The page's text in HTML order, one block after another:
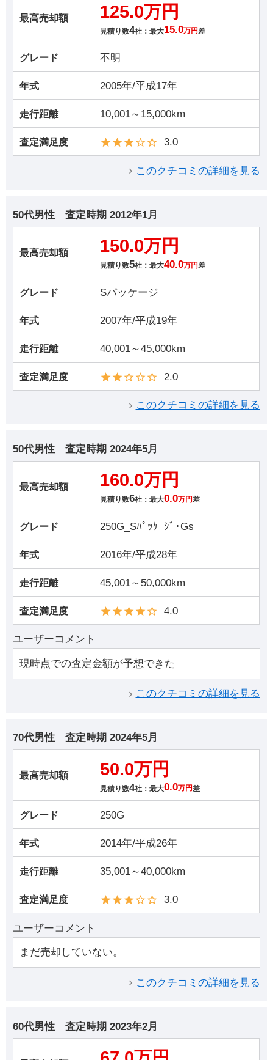
最高売却額 125.0万円
見積り数4社：最大15.0万円 差
グレード 不明
年式 2005年/平成17年
走行距離 10,001～15,000km
査定満足度 3.0
このクチコミの詳細を見る
50代男性 査定時期 2012年1月
最高売却額 150.0万円
見積り数5社：最大40.0万円差
グレード Sパッケージ
年式 2007年/平成19年
走行距離 40,001～45,000km
査定満足度 2.0
このクチコミの詳細を見る
50代男性 査定時期 2024年5月
最高売却額 160.0万円
見積り数6社：最大0.0万円差
グレード 250G_Sﾊﾟｯｹｰｼﾞ･Gs
年式 2016年/平成28年
走行距離 45,001～50,000km
査定満足度 4.0
ユーザーコメント
現時点での査定金額が予想できた
このクチコミの詳細を見る
70代男性 査定時期 2024年5月
最高売却額 50.0万円
見積り数4社：最大0.0万円 差
グレード 250G
年式 2014年/平成26年
走行距離 35,001～40,000km
査定満足度 3.0
ユーザーコメント
まだ売却していない。
このクチコミの詳細を見る
60代男性 査定時期 2023年2月